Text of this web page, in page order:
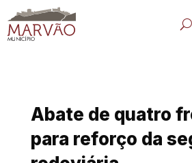
to
content
Abate de quatro
para reforço da